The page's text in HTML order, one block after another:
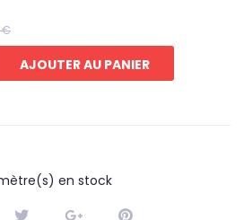
€
AJOUTER AU PANIER
en stock